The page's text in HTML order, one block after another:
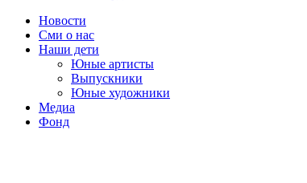
Новости
Сми о нас
Наши дети
Юные артисты
Выпускники
Юные художники
Медиа
Фонд